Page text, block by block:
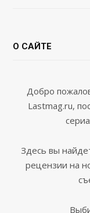
О САЙТЕ
Добро
Lastmag.ru,
Здесь вы
рецензии на